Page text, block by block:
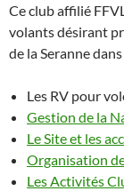
Ce club affilié
volants désirant
de la Seranne
Les RV pour
Gestion de la
Le Site et les
Organisation
Les Activités